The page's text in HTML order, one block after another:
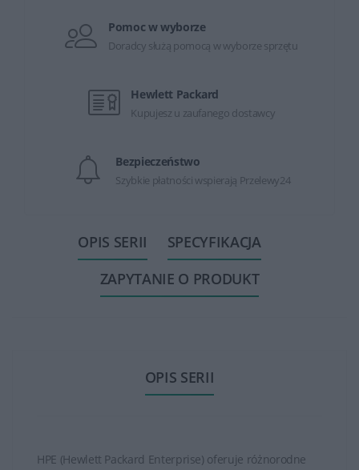
Pomoc w wyborze
Doradcy służą pomocą w wyborze sprzętu
Hewlett Packard
Kupujesz u zaufanego dostawcy
Bezpieczeństwo
Szybkie płatności wspierają Przelewy24
OPIS SERII
SPECYFIKACJA
ZAPYTANIE O PRODUKT
OPIS SERII
HPE (Hewlett Packard Enterprise) oferuje różnorodne